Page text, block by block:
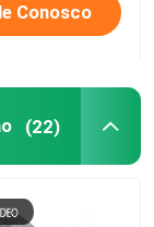
Conosco
(22)